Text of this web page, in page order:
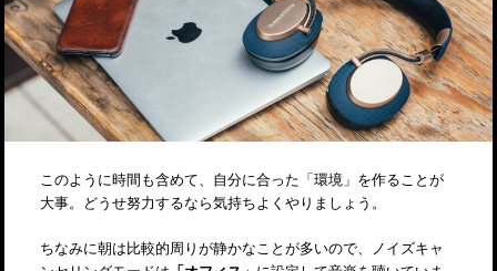
このように時間も含めて、自分に合った「環境」を作ることが
大事。どうせ努力するなら気持ちよくやりましょう。
ちなみに朝は比較的周りが静かなことが多いので、ノイズキャ